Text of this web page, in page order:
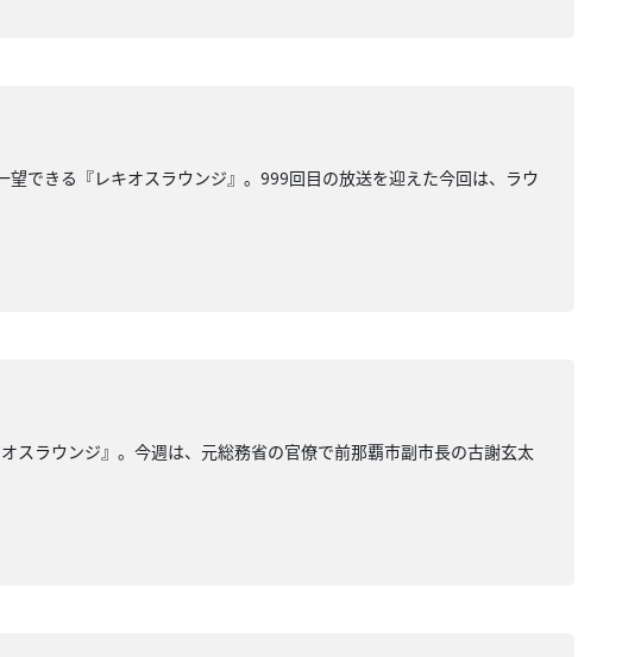
できる『レキオスラウンジ』。999回目の放送を迎えた今回は、ラウ
スラウンジ』。今週は、元総務省の官僚で前那覇市副市長の古謝玄太